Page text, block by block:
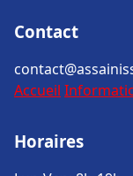
Contact
Accueil
Horaires